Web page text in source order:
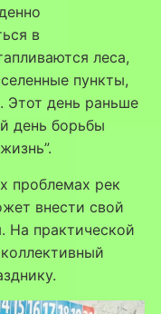
в
леса,
пункты,
Этот день раньше
день борьбы
проблемах рек
внести свой
На практической